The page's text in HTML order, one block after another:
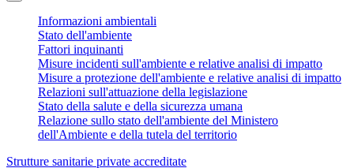
Informazioni ambientali
Stato dell'ambiente
Fattori inquinanti
Misure incidenti sull'ambiente e relative analisi di impatto
Misure a protezione dell'ambiente e relative analisi di impatto
Relazioni sull'attuazione della legislazione
Stato della salute e della sicurezza umana
Relazione sullo stato dell'ambiente del Ministero
dell'Ambiente e della tutela del territorio
Strutture sanitarie private accreditate